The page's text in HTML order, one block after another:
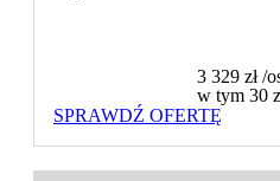
3 329 zł/
w tym 30
SPRAWDŹ OFERTĘ